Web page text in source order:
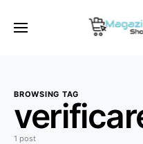
BROWSING TAG
1 post